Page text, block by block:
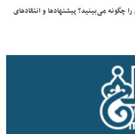
چگونه می‌بینید؟ پیشنهادها و انتقادهای